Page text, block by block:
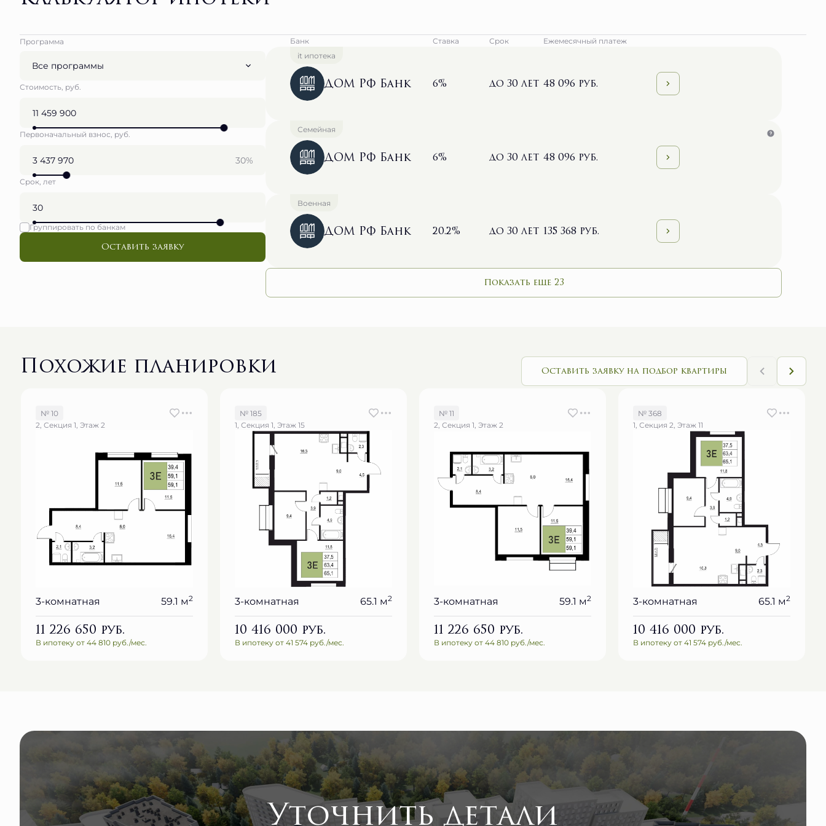
Программа
Все программы
Стоимость, руб.
Первоначальный взнос, руб.
30%
Срок, лет
Группировать по банкам
Оставить заявку
Банк Ставка Срок
Ежемесячный платеж
it ипотека
ДОМ РФ Банк 6% до 30 лет 48 096 руб.
Семейная
ДОМ РФ Банк 6% до 30 лет 48 096 руб.
Военная
ДОМ РФ Банк 20.2% до 30 лет 135 368 руб.
Показать еще 23
Похожие планировки Оставить заявку на подбор квартиры
№ 10
2, Секция 1, Этаж 2
3-комнатная 59.1 м2
11 226 650 руб.
В ипотеку от 44 810 руб./мес.
№ 185
1, Секция 1, Этаж 15
3-комнатная 65.1 м2
10 416 000 руб.
В ипотеку от 41 574 руб./мес.
№ 11
2, Секция 1, Этаж 2
3-комнатная 59.1 м2
11 226 650 руб.
В ипотеку от 44 810 руб./мес.
№ 368
1, Секция 2, Этаж 11
3-комнатная 65.1 м2
10 416 000 руб.
В ипотеку от 41 574 руб./мес.
Уточнить детали